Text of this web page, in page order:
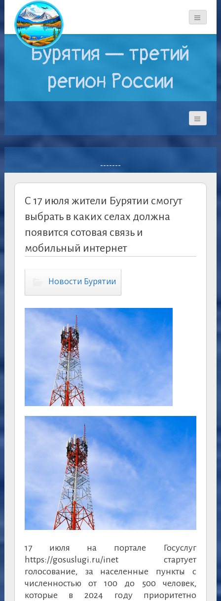
Бурятия — третий
регион России
-------
С 17 июля жители Бурятии смогут
выбрать в каких селах должна
появится сотовая связь и
мобильный интернет
Новости Бурятии
17 июля на портале Госуслуг
https://gosuslugi.ru/inet стартует
голосование, за населенные пункты с
численностью от 100 до 500 человек,
которые в 2024 году приоритетно